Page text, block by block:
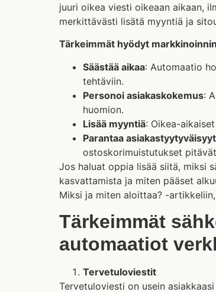
juuri oikea viesti oikeaan aikaan,
merkittävästi lisätä myyntiä ja
Tärkeimmät hyödyt
Säästää aikaa: Automaatio
tehtäviin.
Personoi asiakaskokemus:
huomion.
Lisää myyntiä: Oikea-
Parantaa
ostoskorimuistutukset
Jos haluat oppia lisää siitä, miksi
kasvattamista ja miten pääset
Miksi ja miten aloittaa? -
Tärkeimmät
automaatiot
Tervetuloviestit
Tervetuloviesti on usein